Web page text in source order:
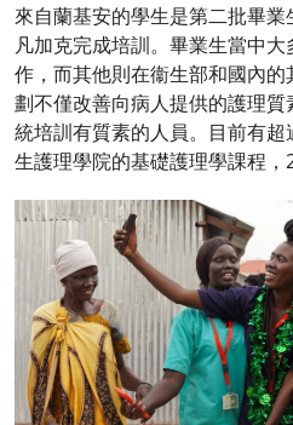
來自蘭基安的學生是第二批畢
凡加克完成培訓。畢業生當中
作，而其他則在衞生部和國內
劃不僅改善向病人提供的護理
統培訓有質素的人員。目前有
生護理學院的基礎護理學課程，